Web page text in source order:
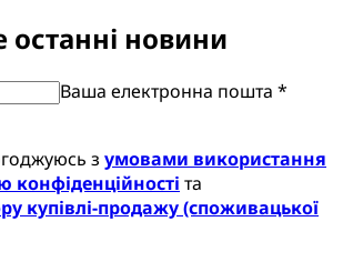
новини
Ваша електронна пошта *
з умовами використання
конфіденційності та
купівлі-продажу (споживацької